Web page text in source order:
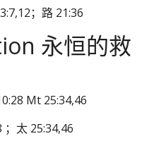
；路 21:36
永恒的救
Mt 25:34,46
；太 25:34,46